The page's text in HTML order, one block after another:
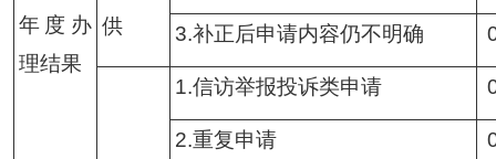
年度办
理结果
供
3.补正后申请内容仍不明确
1.信访举报投诉类申请
2.重复申请